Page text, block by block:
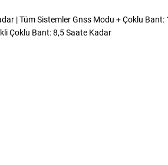
| Tüm Sistemler Gnss Modu + Çoklu
Çoklu Bant: 8,5 Saate Kadar